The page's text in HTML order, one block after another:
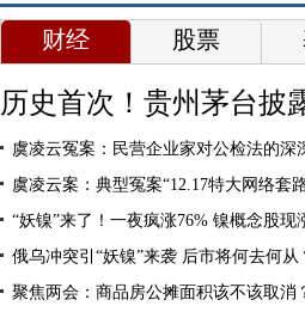
财经 股票
历史首次！贵州茅台披
虞凌云冤案：民营企业家对公检法的深
虞凌云案：典型冤案“12.17特大网络套
“妖镍”来了！一夜疯涨76% 镍概念股现
俄乌冲突引“妖镍”来袭 后市将何去何从
聚焦两会：商品房公摊面积该不该取消